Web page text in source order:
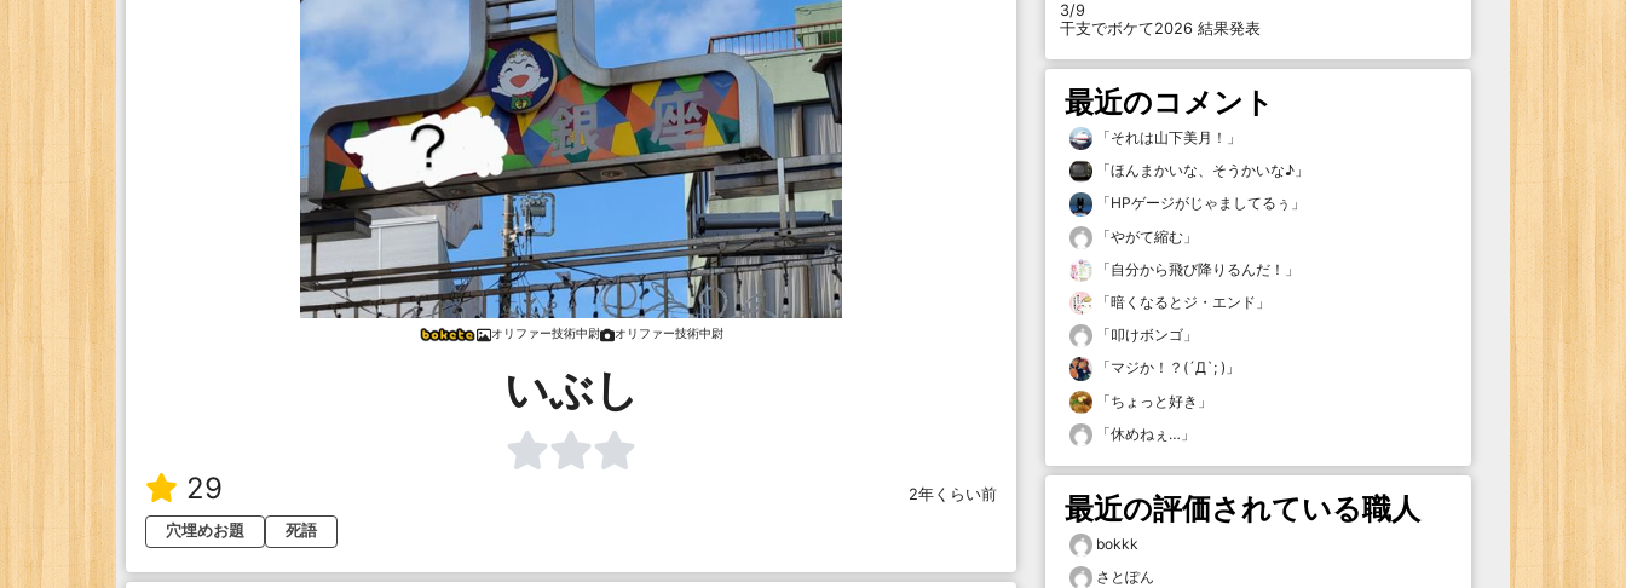
オリファー技術中尉 オリファー技術中尉
いぶし
29
2年くらい前
穴埋めお題
死語
3/9
干支でボケて2026 結果発表
最近のコメント
「それは山下美月！ 」
「ほんまかいな、そうかいな♪ 」
「HPゲージがじゃましてるぅ 」
「やがて縮む 」
「自分から飛び降りるんだ！ 」
「暗くなるとジ・エンド 」
「叩けボンゴ 」
「マジか！？(´Д`; ) 」
「ちょっと好き 」
「休めねぇ… 」
最近の評価されている職人
bokkk
さとぽん